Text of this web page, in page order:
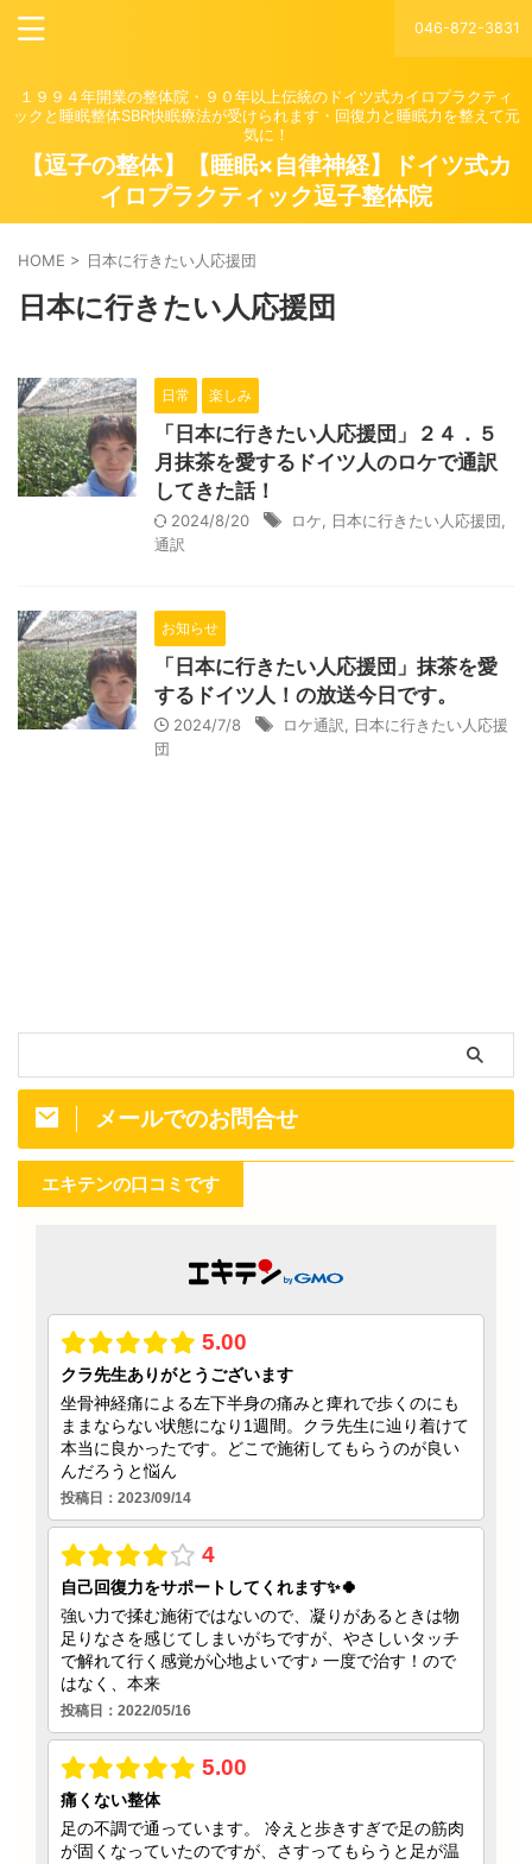
046-872-3831
１９９４年開業の整体院・９０年以上伝統のドイツ式カイロプラクティ
ックと睡眠整体SBR快眠療法が受けられます・回復力と睡眠力を整えて元
気に！
【逗子の整体】【睡眠×自律神経】ドイツ式カ
イロプラクティック逗子整体院
HOME > 日本に行きたい人応援団
日本に行きたい人応援団
日常 楽しみ
「日本に行きたい人応援団」２４．５
月抹茶を愛するドイツ人のロケで通訳
してきた話！
2024/8/20 ロケ 日本に行きたい人応援団
通訳
お知らせ
「日本に行きたい人応援団」抹茶を愛
するドイツ人！の放送今日です。
2024/7/8 ロケ通訳
日本に行きたい人応援
団
メールでのお問合せ
エキテンの口コミです